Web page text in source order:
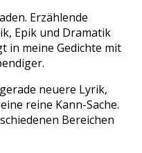
Erzählende
Epik und Dramatik
in meine Gedichte mit
neuere Lyrik,
reine Kann-Sache.
Bereichen